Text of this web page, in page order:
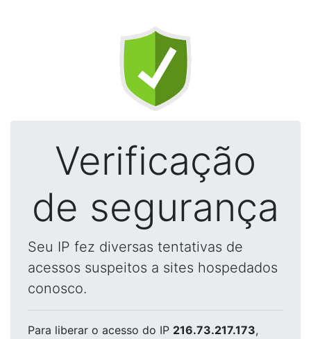
Verificação
de segurança
Seu IP fez diversas tentativas de
acessos suspeitos a sites hospedados
conosco.
Para liberar o acesso do IP 216.73.217.173,